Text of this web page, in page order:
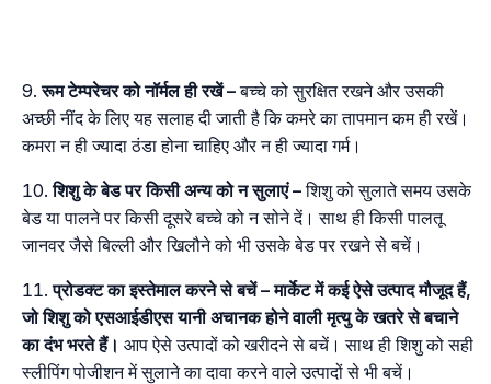
रूम टेम्परेचर को नॉर्मल ही रखें–बच्चे को सुरक्षित रखने और उसकी
अच्छी नींद के लिए यह सलाह दी जाती है कि कमरे का तापमान कम ही रखें।
कमरा न ही ज्यादा ठंडा होना चाहिए और न ही ज्यादा गर्म।
शिशु के बेड पर किसी अन्य को न सुलाएं–शिशु को सुलाते समय उसके
बेड या पालने पर किसी दूसरे बच्चे को न सोने दें। साथ ही किसी पालतू
जानवर जैसे बिल्ली और खिलौने को भी उसके बेड पर रखने से बचें।
प्रोडक्ट का इस्तेमाल करने से बचें– मार्केट में कई ऐसे उत्पाद मौजूद हैं,
जो शिशु को एसआईडीएस यानी अचानक होने वाली मृत्यु के खतरे से बचाने
का दंभ भरते हैं। आप ऐसे उत्पादों को खरीदने से बचें। साथ ही शिशु को सही
स्लीपिंग पोजीशन में सुलाने का दावा करने वाले उत्पादों से भी बचें।